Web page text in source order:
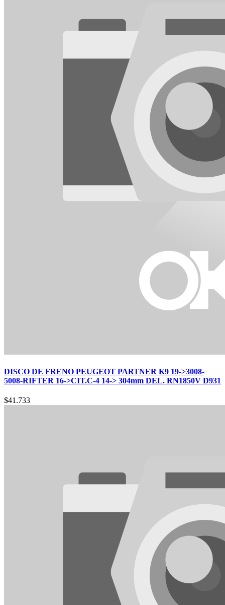
DISCO DE FRENO PEUGEOT PARTNER K9 19->3008-
5008-RIFTER 16->CIT.C-4 14-> 304mm DEL. RN1850V D931
$41.733